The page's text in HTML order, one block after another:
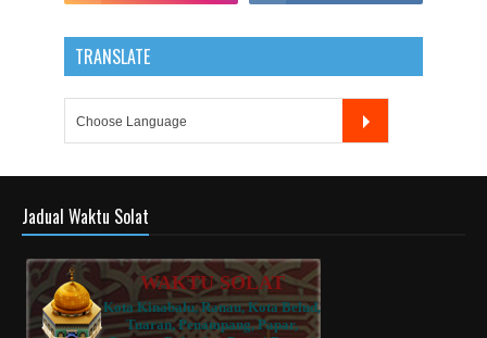
TRANSLATE
Jadual Waktu Solat